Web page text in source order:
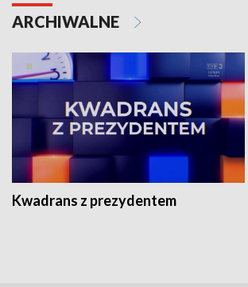
ARCHIWALNE
Kwadrans z prezydentem